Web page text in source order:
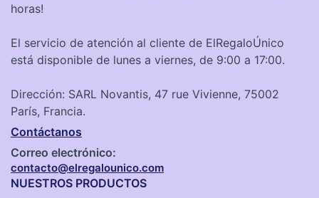
horas!
El servicio de atención al cliente de ElRegaloÚnico
está disponible de lunes a viernes, de 9:00 a 17:00.
Dirección: SARL Novantis, 47 rue Vivienne, 75002
París, Francia.
Contáctanos
Correo electrónico:
contacto@elregalounico.com
NUESTROS PRODUCTOS